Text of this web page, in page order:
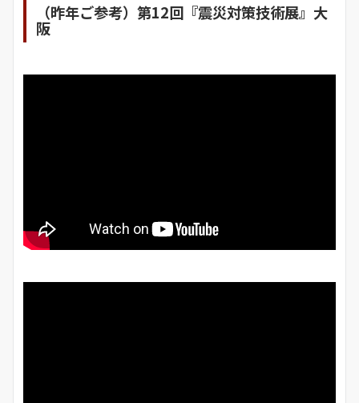
（昨年ご参考）第12回『震災対策技術展』大
阪